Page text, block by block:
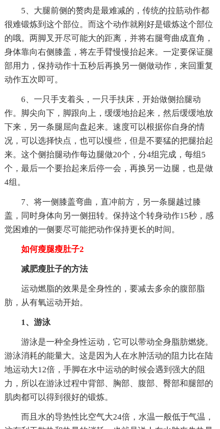
5、大腿前侧的赘肉是最难减的，传统的拉筋动作都
很难锻炼到这个部位。而这个动作就刚好是锻炼这个部位
的哦。两脚叉开尽可能大的距离，并将右腿弯曲成直角，
身体靠向右侧膝盖，将左手臂慢慢抬起来。一定要保证腿
部用力，保持动作十五秒后再换另一侧做动作，来回重复
动作五次即可。
6、一只手支着头，一只手扶床，开始做侧抬腿动
作。脚尖向下，脚跟向上，缓缓地抬起来，然后缓缓地放
下来，另一条腿屈向盘起来。速度可以根据你自身的情
况，可以选择快点，也可以慢些，但是不要猛的把腿抬起
来。这个侧抬腿动作每边腿做20个，分4组完成，每组5
个，最后一个要抬起来后停一会，再换另一边腿，也是做
4组。
7、将一侧膝盖弯曲，直冲前方，另一条腿越过膝
盖，同时身体向另一侧扭转。保持这个转身动作15秒，感
觉困难的一侧要尽可能把动作保持更长的时间。
如何瘦腿瘦肚子2
减肥瘦肚子的方法
运动燃脂的效果是全身性的，要减去多余的腹部脂
肪，从有氧运动开始。
1、游泳
游泳是一种全身性运动，它可以带动全身脂肪燃烧。
游泳消耗的能量大。这是因为人在水肿活动的阻力比在陆
地运动大12倍，手脚在水中运动的时候会遇到强大的阻
力，所以在游泳过程中背部、胸部、腹部、臀部和腿部的
肌肉都可以得到很好的锻炼。
而且水的导热性比空气大24倍，水温一般低于气温，